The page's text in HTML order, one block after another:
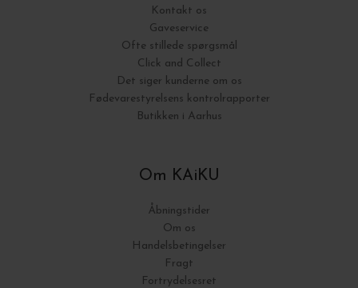
Kontakt os
Gaveservice
Ofte stillede spørgsmål
Click and Collect
Det siger kunderne om os
Fødevarestyrelsens kontrolrapporter
Butikken i Aarhus
Om KAiKU
Åbningstider
Om os
Handelsbetingelser
Fragt
Fortrydelsesret